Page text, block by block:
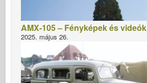
AMX-105 – Fényképek és videók
2025. május 26.